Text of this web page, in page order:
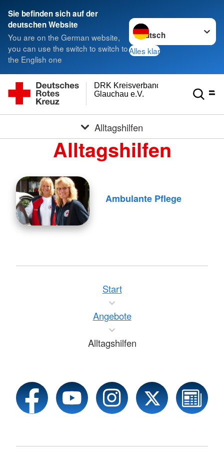
Sie befinden sich auf der
deutschen Website
You are on the German website,
you can use the switch to switch to
the English one
Sprache wechseln zu
Alles klar
Glauchau e.V.
DRK Kreisverband
Alltagshilfen
Alltagshilfen
Ambulante Pflege
Start
Angebote
Alltagshilfen